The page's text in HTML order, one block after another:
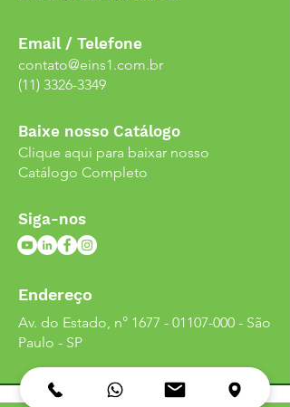
Email / Telefone
contato@eins1.com.br
(11) 3326-3349
Baixe nosso Catálogo
Clique aqui para baixar nosso
Catálogo Completo
Siga-nos
Endereço
Av. do Estado, n° 1677 - 01107-000 - São
Paulo - SP